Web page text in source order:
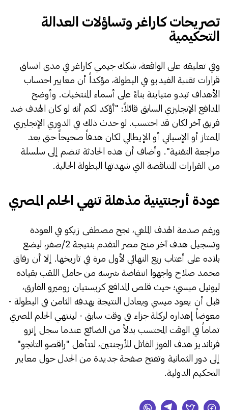
​تصريحات كاراغر وتساؤلات العدالة
التحكيمية
​وفي تعليقه على الواقعة، شكك جيمي كاراغر في مدى اتساق
قرارات تقنية الفيديو في البطولة، مؤكداً أن معايير احتساب
الأهداف تبدو متباينة بناءً على أسماء المنتخبات. وأوضح
المدافع الإنجليزي السابق قائلاً: "أؤكد لكم أنه لو كان الهدف ضد
فريق آخر لكان قد احتسب. لو حدث ذلك في الدوري الإنجليزي
الممتاز أو الإسباني أو الإيطالي لكان هدفاً صحيحاً حتى بعد
مراجعة التقنية". وأضاف أن هذه الحادثة تنضم إلى سلسلة
من القرارات المتناقضة التي شهدتها البطولة الحالية.
​عودة أرجنتينية مذهلة تنهي الحلم المصري
​ورغم صدمة الهدف الملغي، نجح مصطفى زيكو في العودة
وتسجيل هدف آخر منح مصر التقدم بنتيجة 2/صفر، ليضع
بلاده على أعتاب ربع النهائي لأول مرة في تاريخها. إلا أن رفاق
محمد صلاح واجهوا انتفاضة شرسة من حامل اللقب بقيادة
ليونيل ميسي؛ حيث قلص المدافع كريستيان روميرو الفارق،
قبل أن يعود ميسي ويعادل النتيجة بهدفه الثامن في البطولة -
معوضاً إهداره لركلة جزاء في وقت سابق - لينتهي الحلم المصري
تماماً في الوقت المحتسب بدلاً من الضائع عندما سجل إنزو
فرنانديز هدف الفوز القاتل للأرجنتين، لتتأهل "راقصو التانجو"
إلى دور الثمانية وتفتح صفحة جديدة من الجدل حول معايير
التحكيم الدولية.